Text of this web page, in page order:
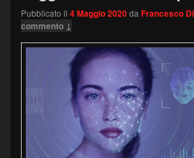
Pubblicato il 4 Maggio 2020da Francesco
commento ↓